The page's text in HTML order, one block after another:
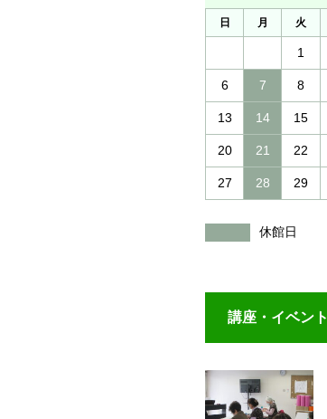
日 月 火
1
6 7 8
13 14 15
20 21 22
27 28 29
休館日
講座・イベント